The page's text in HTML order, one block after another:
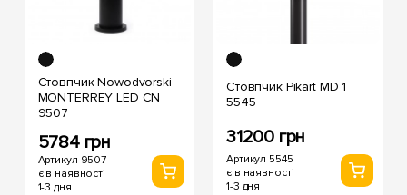
Стовпчик Nowodvorski
MONTERREY LED CN
9507
5784 грн
Артикул 9507
є в наявності
1-3 дня
Стовпчик Pikart MD 1
5545
31200 грн
Артикул 5545
є в наявності
1-3 дня